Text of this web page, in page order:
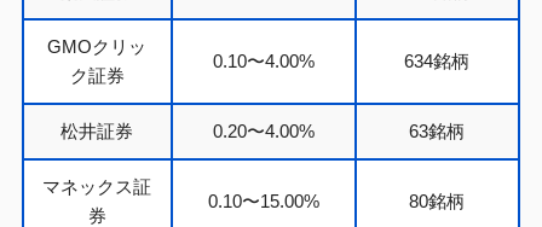
GMOクリッ
ク証券
0.10〜4.00% 634銘柄
松井証券 0.20〜4.00% 63銘柄
マネックス証
券
0.10〜15.00% 80銘柄